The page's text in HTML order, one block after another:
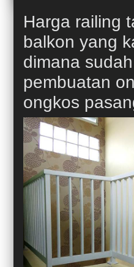
Harga railing
balkon yang
dimana
pembuatan
ongkos